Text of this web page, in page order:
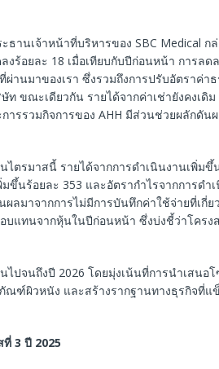
ธานเจ้าหน้าที่บริหารของ SBC Medical ก
ลงร้อยละ 18 เมื่อเทียบกับปีก่อนหน้า การล
ผ่านมาของเรา ซึ่งรวมถึงการปรับอัตราค่า
ท ขณะเดียวกัน รายได้จากค่าเช่ายังคงเดิ
รรวมกิจการของ AHH มีส่วนช่วยผลักดัน
ตรมาสนี้ รายได้จากการดำเนินงานเพิ่มขึ้
ขึ้นร้อยละ 353 และอัตรากำไรจากการด
ลมาจากการไม่มีการบันทึกค่าใช้จ่ายที่เกี่
บแทนจากหุ้นในปีก่อนหน้า ซึ่งบ่งชี้ว่าโครง
นไปจนถึงปี 2026 โดยมุ่งเน้นที่การนำเสน
ฑ์ผิวหนัง และสร้างรากฐานทางธุรกิจที่แ
ที่3 ปี2025